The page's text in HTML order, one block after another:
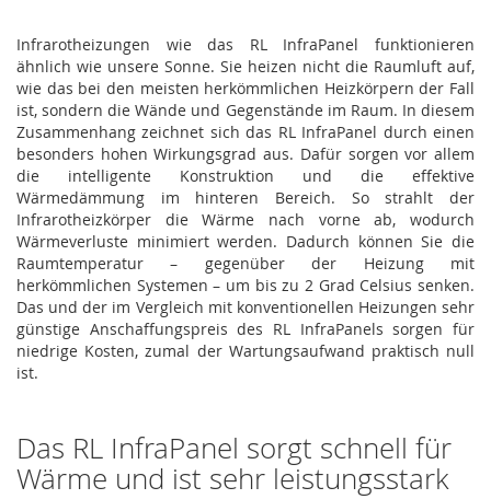
Infrarotheizungen wie das RL InfraPanel funktionieren
ähnlich wie unsere Sonne. Sie heizen nicht die Raumluft auf,
wie das bei den meisten herkömmlichen Heizkörpern der Fall
ist, sondern die Wände und Gegenstände im Raum. In diesem
Zusammenhang zeichnet sich das RL InfraPanel durch einen
besonders hohen Wirkungsgrad aus. Dafür sorgen vor allem
die intelligente Konstruktion und die effektive
Wärmedämmung im hinteren Bereich. So strahlt der
Infrarotheizkörper die Wärme nach vorne ab, wodurch
Wärmeverluste minimiert werden. Dadurch können Sie die
Raumtemperatur – gegenüber der Heizung mit
herkömmlichen Systemen – um bis zu 2 Grad Celsius senken.
Das und der im Vergleich mit konventionellen Heizungen sehr
günstige Anschaffungspreis des RL InfraPanels sorgen für
niedrige Kosten, zumal der Wartungsaufwand praktisch null
ist.
Das RL InfraPanel sorgt schnell für
Wärme und ist sehr leistungsstark